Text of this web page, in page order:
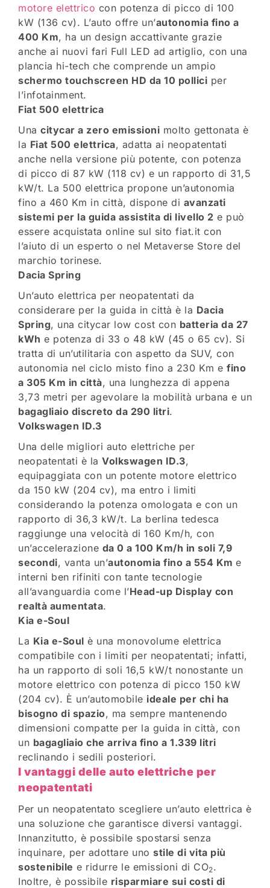
motore elettrico con potenza di picco di 100
kW (136 cv). L’auto offre un’autonomia fino a
400 Km, ha un design accattivante grazie
anche ai nuovi fari Full LED ad artiglio, con una
plancia hi-tech che comprende un ampio
schermo touchscreen HD da 10 pollici per
l’infotainment.
Fiat 500 elettrica
Una citycar a zero emissioni molto gettonata è
la Fiat 500 elettrica, adatta ai neopatentati
anche nella versione più potente, con potenza
di picco di 87 kW (118 cv) e un rapporto di 31,5
kW/t. La 500 elettrica propone un’autonomia
fino a 460 Km in città, dispone di avanzati
sistemi per la guida assistita di livello 2 e può
essere acquistata online sul sito fiat.it con
l’aiuto di un esperto o nel Metaverse Store del
marchio torinese.
Dacia Spring
Un’auto elettrica per neopatentati da
considerare per la guida in città è la Dacia
Spring, una citycar low cost con batteria da 27
kWh e potenza di 33 o 48 kW (45 o 65 cv). Si
tratta di un’utilitaria con aspetto da SUV, con
autonomia nel ciclo misto fino a 230 Km e fino
a 305 Km in città, una lunghezza di appena
3,73 metri per agevolare la mobilità urbana e un
bagagliaio discreto da 290 litri.
Volkswagen ID.3
Una delle migliori auto elettriche per
neopatentati è la Volkswagen ID.3,
equipaggiata con un potente motore elettrico
da 150 kW (204 cv), ma entro i limiti
considerando la potenza omologata e con un
rapporto di 36,3 kW/t. La berlina tedesca
raggiunge una velocità di 160 Km/h, con
un’accelerazione da 0 a 100 Km/h in soli 7,9
secondi, vanta un’autonomia fino a 554 Km e
interni ben rifiniti con tante tecnologie
all’avanguardia come l’Head-up Display con
realtà aumentata.
Kia e-Soul
La Kia e-Soul è una monovolume elettrica
compatibile con i limiti per neopatentati; infatti,
ha un rapporto di soli 16,5 kW/t nonostante un
motore elettrico con potenza di picco 150 kW
(204 cv). È un’automobile ideale per chi ha
bisogno di spazio, ma sempre mantenendo
dimensioni compatte per la guida in città, con
un bagagliaio che arriva fino a 1.339 litri
reclinando i sedili posteriori.
I vantaggi delle auto elettriche per
neopatentati
Per un neopatentato scegliere un’auto elettrica è
una soluzione che garantisce diversi vantaggi.
Innanzitutto, è possibile spostarsi senza
inquinare, per adottare uno stile di vita più
sostenibile e ridurre le emissioni di CO2.
Inoltre, è possibile risparmiare sui costi di